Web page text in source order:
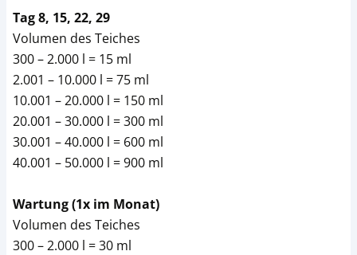
Tag 8, 15, 22, 29
Volumen des Teiches
300 – 2.000 l = 15 ml
2.001 – 10.000 l = 75 ml
10.001 – 20.000 l = 150 ml
20.001 – 30.000 l = 300 ml
30.001 – 40.000 l = 600 ml
40.001 – 50.000 l = 900 ml
Wartung (1x im Monat)
Volumen des Teiches
300 – 2.000 l = 30 ml